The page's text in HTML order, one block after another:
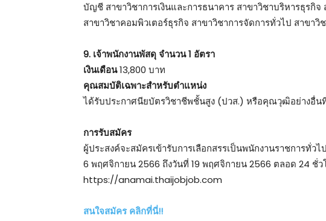
บัญชี สาขาวิชาการเงินและการธนาคาร สาขาวิชาบริหารธุรกิจ
สาขาวิชาคอมพิวเตอร์ธุรกิจ สาขาวิชาการจัดการทั่วไป สาขาวิ
9. เจ้าพนักงานพัสดุ จำนวน 1 อัตรา
เงินเดือน13,800 บาท
คุณสมบัติเฉพาะสำหรับตำแหน่ง
ได้รับประกาศนียบัตรวิชาชีพชั้นสูง (ปวส.) หรือคุณวุฒิอย่างอื่น
การรับสมัคร
ผู้ประสงค์จะสมัครเข้ารับการเลือกสรรเป็นพนักงานราชการทั่ว
6 พฤศจิกายน 2566 ถึงวันที่ 19 พฤศจิกายน 2566 ตลอด 24 ชั่ว
https://anamai.thaijobjob.com
สนใจสมัคร คลิกที่นี่!!